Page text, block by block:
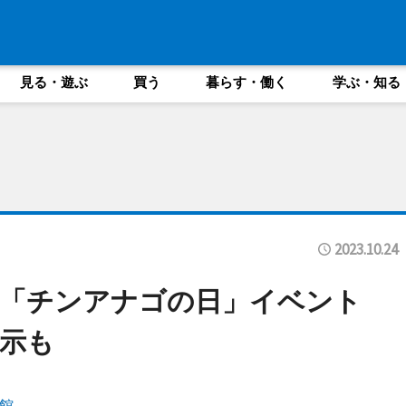
見る・遊ぶ 買う 暮らす・働く 学ぶ・知る
2023.10.24
チンアナゴの日」イベント
も